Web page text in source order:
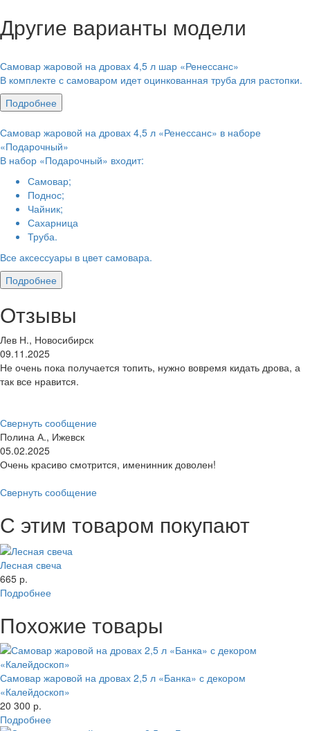
Другие варианты модели
Самовар жаровой на дровах 4,5 л шар «Ренессанс»
В комплекте с самоваром идет оцинкованная труба для растопки.
Подробнее
Самовар жаровой на дровах 4,5 л «Ренессанс» в наборе
«Подарочный»
В набор «Подарочный» входит:
Самовар;
Поднос;
Чайник;
Сахарница
Труба.
Все аксессуары в цвет самовара.
Подробнее
Отзывы
Лев Н., Новосибирск
09.11.2025
Не очень пока получается топить, нужно вовремя кидать дрова, а
так все нравится.
Свернуть сообщение
Полина А., Ижевск
05.02.2025
Очень красиво смотрится, именинник доволен!
Свернуть сообщение
С этим товаром покупают
Лесная свеча
665 р.
Подробнее
Похожие товары
Самовар жаровой на дровах 2,5 л «Банка» с декором
«Калейдоскоп»
20 300 р.
Подробнее